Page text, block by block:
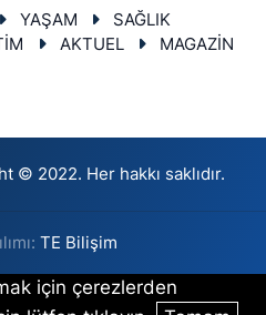
YAŞAM
SAĞLIK
AKTUEL
MAGAZİN
© 2022. Her hakkı saklıdır.
TE Bilişim
için çerezlerden